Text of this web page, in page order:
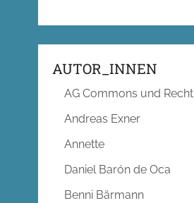
AUTOR_INNEN
AG Commons und Recht
Andreas Exner
Annette
Daniel Barón de Oca
Benni Bärmann